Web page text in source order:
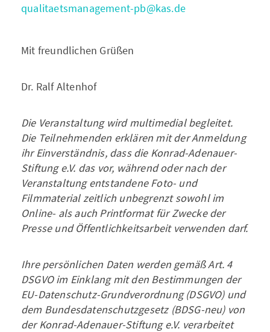
qualitaetsmanagement-pb@kas.de
Mit freundlichen Grüßen
Dr. Ralf Altenhof
Die Veranstaltung wird multimedial begleitet.
Die Teilnehmenden erklären mit der Anmeldung
ihr Einverständnis, dass die Konrad-Adenauer-
Stiftung e.V. das vor, während oder nach der
Veranstaltung entstandene Foto- und
Filmmaterial zeitlich unbegrenzt sowohl im
Online- als auch Printformat für Zwecke der
Presse und Öffentlichkeitsarbeit verwenden darf.
Ihre persönlichen Daten werden gemäß Art. 4
DSGVO im Einklang mit den Bestimmungen der
EU-Datenschutz-Grundverordnung (DSGVO) und
dem Bundesdatenschutzgesetz (BDSG-neu) von
der Konrad-Adenauer-Stiftung e.V. verarbeitet